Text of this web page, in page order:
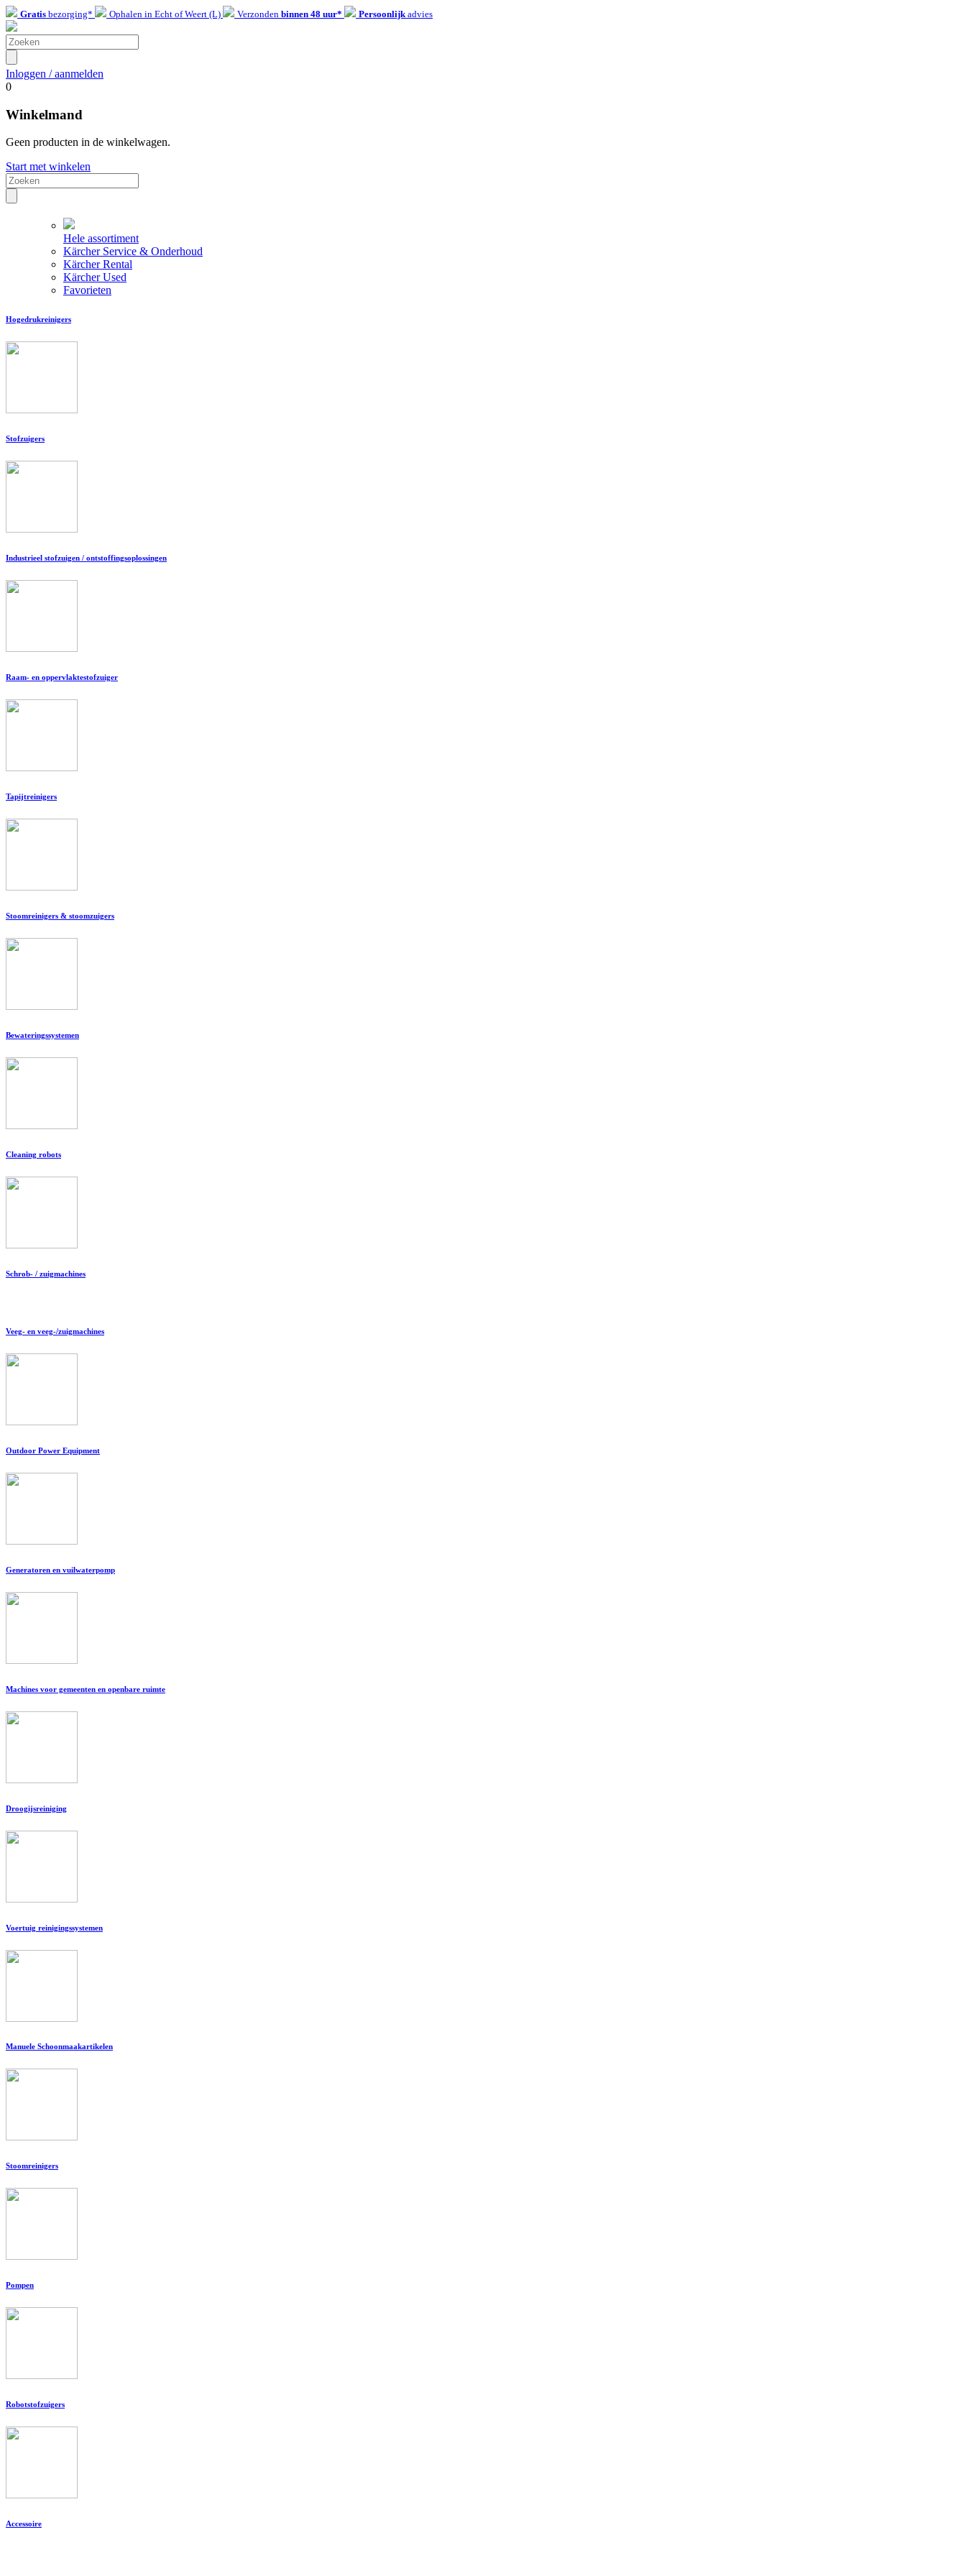
Gratis bezorging* Ophalen in Echt of Weert (L) Verzonden binnen 48 uur* Persoonlijkadvies
Inloggen / aanmelden
0
Winkelmand
Geen producten in de winkelwagen.
Start met winkelen
Hele assortiment
Kärcher Service & Onderhoud
Kärcher Rental
Kärcher Used
Favorieten
Hogedrukreinigers
Stofzuigers
Industrieel stofzuigen / ontstoffingsoplossingen
Raam- en oppervlaktestofzuiger
Tapijtreinigers
Stoomreinigers & stoomzuigers
Bewateringssystemen
Cleaning robots
Schrob- / zuigmachines
Veeg- en veeg-/zuigmachines
Outdoor Power Equipment
Generatoren en vuilwaterpomp
Machines voor gemeenten en openbare ruimte
Droogijsreiniging
Voertuig reinigingssystemen
Manuele Schoonmaakartikelen
Stoomreinigers
Pompen
Robotstofzuigers
Accessoire